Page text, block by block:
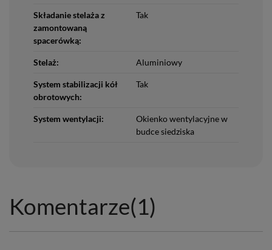
Składanie stelaża z
zamontowaną
spacerówką:
Tak
Stelaż: Aluminiowy
System stabilizacji kół
obrotowych:
Tak
System wentylacji:
Okienko wentylacyjne w
budce siedziska
Komentarze(1)